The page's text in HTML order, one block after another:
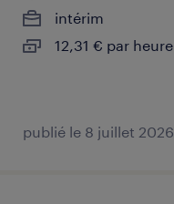
intérim
12,31 € par heure
publié le 8 juillet 2026